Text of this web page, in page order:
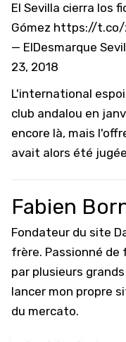
El Sevilla cierra los
Gómez https://t.co/
— ElDesmarque
23, 2018
L'international
club andalou en
encore là, mais
avait alors été
Fabien
Fondateur du site
frère. Passionné
par plusieurs
lancer mon propre
du mercato.